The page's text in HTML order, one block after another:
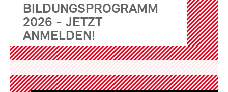
BILDUNGSPROGRAMM
2026 - JETZT
ANMELDEN!